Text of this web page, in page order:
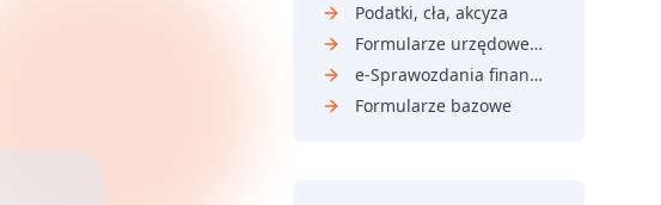
Podatki, cła, akcyza
Formularze urzędowe i sądowe
e-Sprawozdania finansowe
Formularze bazowe